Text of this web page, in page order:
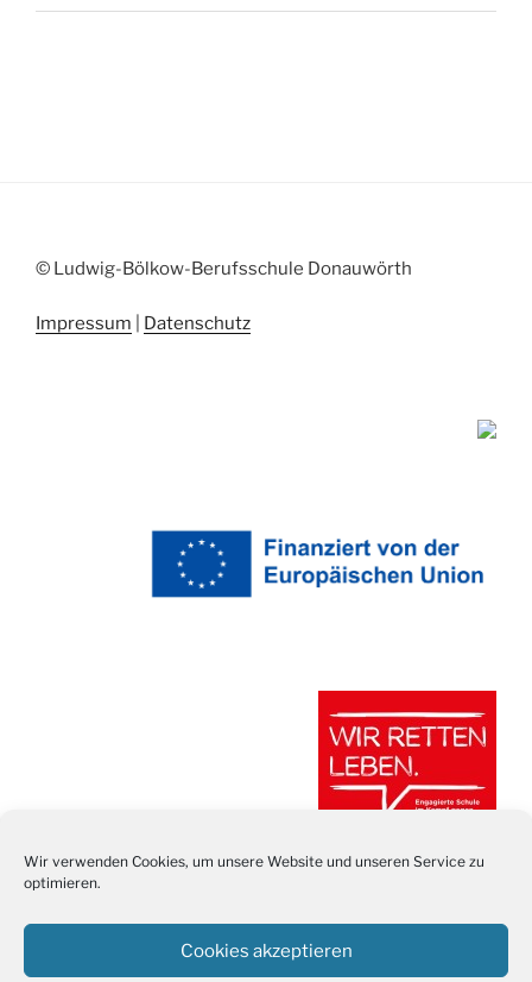
Wir verwenden Cookies, um unsere Website und unseren Service zu
optimieren.
Cookies akzeptieren
© Ludwig-Bölkow-Berufsschule Donauwörth
Impressum Datenschutz